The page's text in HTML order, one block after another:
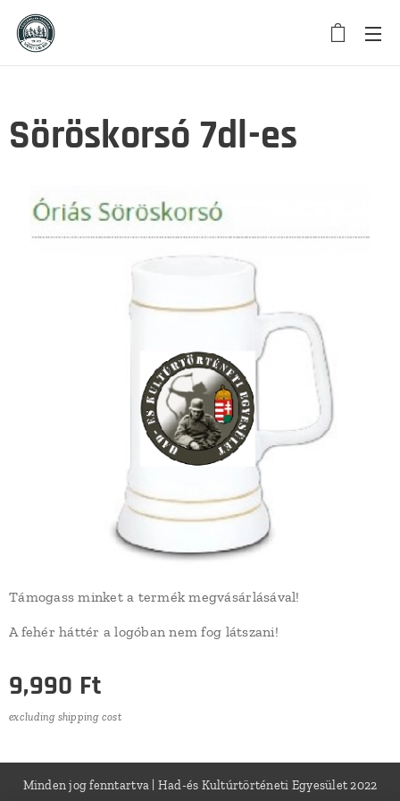
Söröskorsó 7dl-es
Támogass minket a termék megvásárlásával!
A fehér háttér a logóban nem fog látszani!
9,990 Ft
excluding shipping cost
Minden jog fenntartva | Had-és Kultúrtörténeti Egyesület 2022